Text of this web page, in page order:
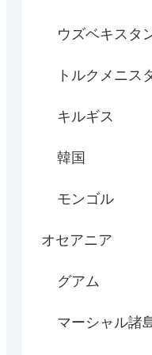
ウズベキスタ
トルクメニス
キルギス
韓国
モンゴル
オセアニア
グアム
マーシャル諸